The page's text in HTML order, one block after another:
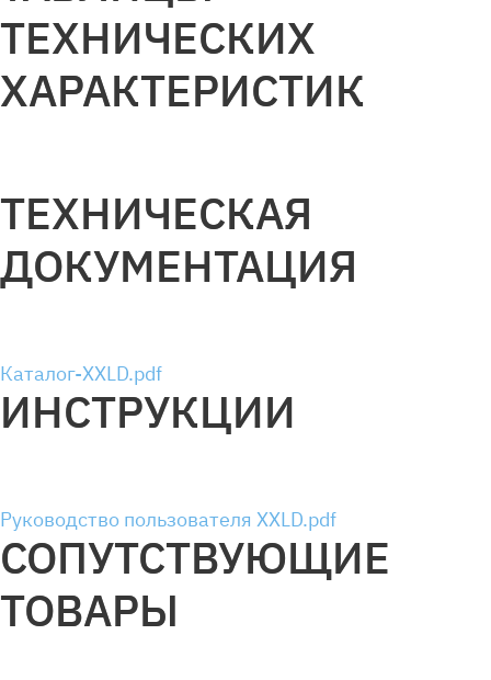
ТЕХНИЧЕСКИХ
ХАРАКТЕРИСТИК
ТЕХНИЧЕСКАЯ
ДОКУМЕНТАЦИЯ
Каталог-XXLD.pdf
ИНСТРУКЦИИ
Руководство пользователя XXLD.pdf
СОПУТСТВУЮЩИЕ
ТОВАРЫ